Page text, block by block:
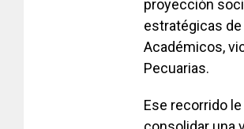
proyección
estratégicas
Académicos,
Pecuarias.
Ese recorrido